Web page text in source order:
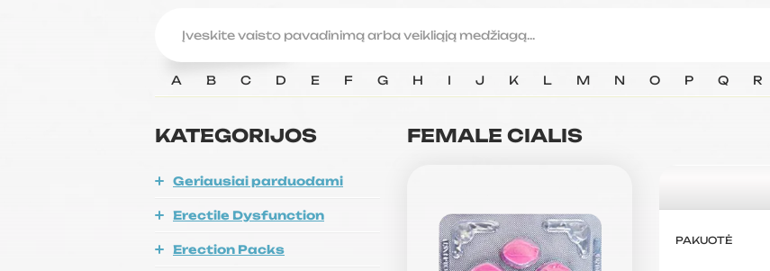
A B C D E F G H I J K L M N O P Q R
KATEGORIJOS
Geriausiai parduodami
Erectile Dysfunction
Erection Packs
FEMALE CIALIS
PAKUOTĖ